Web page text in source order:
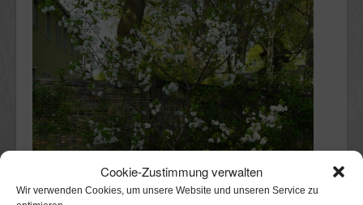
Cookie-Zustimmung verwalten
Wir verwenden Cookies, um unsere Website und unseren Service zu